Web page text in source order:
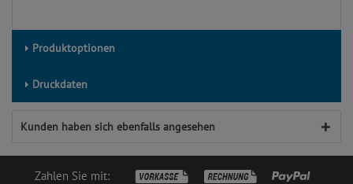
Produktoptionen
Druckdaten
Kunden haben sich ebenfalls angesehen
Zahlen Sie mit: